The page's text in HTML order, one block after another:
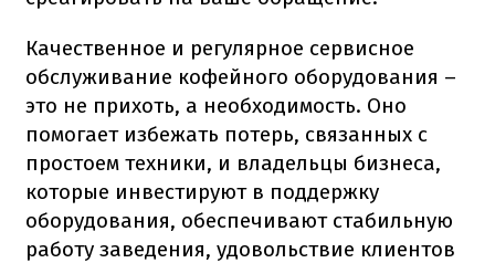
Качественное и регулярное сервисное
обслуживание кофейного оборудования –
это не прихоть, а необходимость. Оно
помогает избежать потерь, связанных с
простоем техники, и владельцы бизнеса,
которые инвестируют в поддержку
оборудования, обеспечивают стабильную
работу заведения, удовольствие клиентов